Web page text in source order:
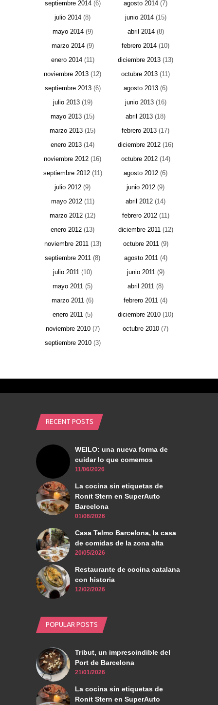
septiembre 2014(6) agosto 2014 (7)
julio 2014 (8) junio 2014(15)
mayo 2014(9) abril 2014(8)
marzo 2014(9) febrero 2014 (10)
enero 2014(11) diciembre 2013 (13)
noviembre 2013 (12) octubre 2013 (11)
septiembre 2013(6) agosto 2013 (6)
julio 2013(19) junio 2013(16)
mayo 2013 (15) abril 2013 (18)
marzo 2013 (15) febrero 2013 (17)
enero 2013 (14) diciembre 2012 (16)
noviembre 2012 (16) octubre 2012(14)
septiembre 2012(11) agosto 2012 (6)
julio 2012 (9) junio 2012 (9)
mayo 2012(11) abril 2012 (14)
marzo 2012 (12) febrero 2012(11)
enero 2012 (13) diciembre 2011(12)
noviembre 2011(13) octubre 2011(9)
septiembre 2011 (8) agosto 2011(4)
julio 2011 (10) junio 2011(9)
mayo 2011 (5) abril 2011 (8)
marzo 2011 (6) febrero 2011 (4)
enero 2011 (5) diciembre 2010 (10)
noviembre 2010(7) octubre 2010 (7)
septiembre 2010(3)
RECENT POSTS
WEILO: una nueva forma de
cuidar lo que comemos
11/06/2026
La cocina sin etiquetas de
Ronit Stern en SuperAuto
Barcelona
01/06/2026
Casa Telmo Barcelona, la casa
de comidas de la zona alta
20/05/2026
Restaurante de cocina catalana
con historia
12/02/2026
POPULAR POSTS
Tribut, un imprescindible del
Port de Barcelona
21/01/2026
La cocina sin etiquetas de
Ronit Stern en SuperAuto